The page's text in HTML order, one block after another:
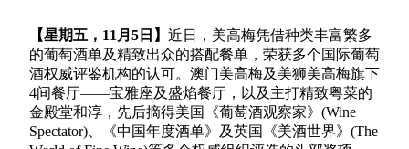
【星期五， 11月5日】 近日，美高梅凭借种类丰富繁多
的葡萄酒单及精致出众的搭配餐单，荣获多个国际葡萄
酒权威评鉴机构的认可。澳门美高梅及美狮美高梅旗下
4间餐厅——宝雅座及盛焰餐厅，以及主打精致粤菜的
金殿堂和淳，先后摘得美国《葡萄酒观察家》(Wine
Spectator)、《中国年度酒单》及英国《美酒世界》(The